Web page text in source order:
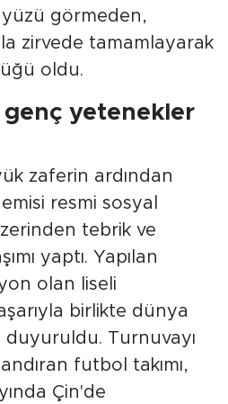
görmeden,
zirvede tamamlayarak
oldu.
genç yetenekler
zaferin ardından
resmi sosyal
tebrik ve
yaptı. Yapılan
olan liseli
birlikte dünya
duyuruldu. Turnuvayı
futbol takımı,
Çin'de